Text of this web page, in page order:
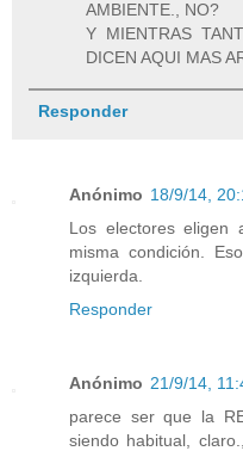
AMBIENTE., NO?
Y MIENTRAS
DICEN AQUI MAS
Responder
Anónimo 18/9/14,
Los electores eligen
misma condición.
izquierda.
Responder
Anónimo 21/9/14,
parece ser que la
siendo habitual,